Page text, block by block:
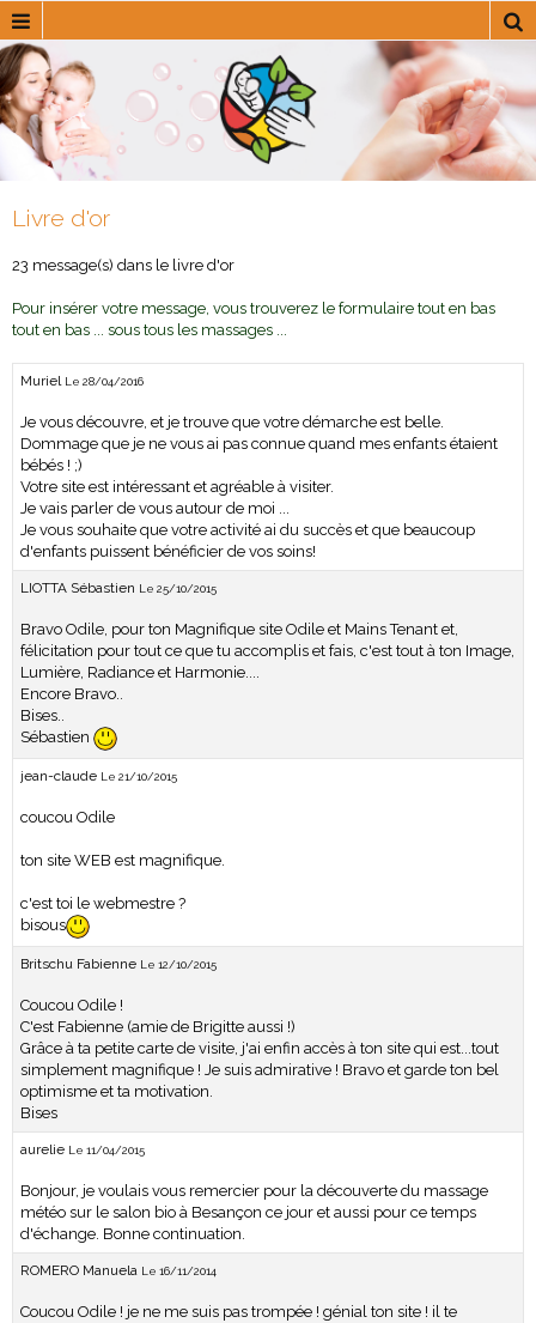
Livre d'or
23 message(s) dans le livre d'or
Pour insérer votre message, vous trouverez le formulaire tout en bas
tout en bas ... sous tous les massages ...
Muriel Le 28/04/2016
Je vous découvre, et je trouve que votre démarche est belle.
Dommage que je ne vous ai pas connue quand mes enfants étaient
bébés ! ;)
Votre site est intéressant et agréable à visiter.
Je vais parler de vous autour de moi ...
Je vous souhaite que votre activité ai du succès et que beaucoup
d'enfants puissent bénéficier de vos soins!
LIOTTA Sébastien Le 25/10/2015
Bravo Odile, pour ton Magnifique site Odile et Mains Tenant et,
félicitation pour tout ce que tu accomplis et fais, c'est tout à ton Image,
Lumière, Radiance et Harmonie....
Encore Bravo..
Bises..
Sébastien
jean-claude Le 21/10/2015
coucou Odile
ton site WEB est magnifique.
c'est toi le webmestre ?
bisous
Britschu Fabienne Le 12/10/2015
Coucou Odile !
C'est Fabienne (amie de Brigitte aussi !)
Grâce à ta petite carte de visite, j'ai enfin accès à ton site qui est...tout
simplement magnifique ! Je suis admirative ! Bravo et garde ton bel
optimisme et ta motivation.
Bises
aurelie Le 11/04/2015
Bonjour, je voulais vous remercier pour la découverte du massage
météo sur le salon bio à Besançon ce jour et aussi pour ce temps
d'échange. Bonne continuation.
ROMERO Manuela Le 16/11/2014
Coucou Odile ! je ne me suis pas trompée ! génial ton site ! il te